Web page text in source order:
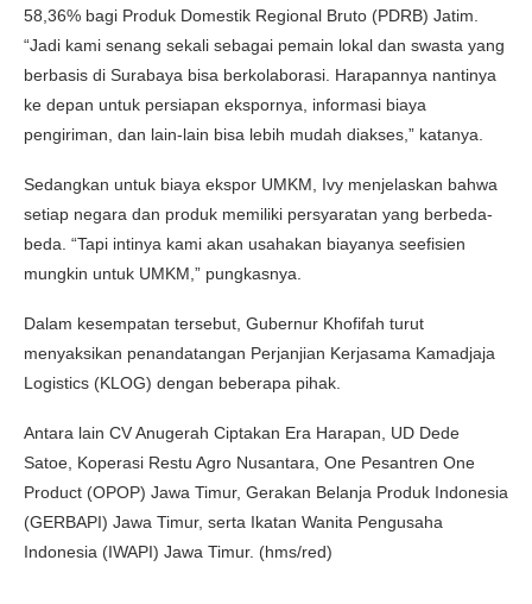
58,36% bagi Produk Domestik Regional Bruto (PDRB) Jatim.
“Jadi kami senang sekali sebagai pemain lokal dan swasta yang
berbasis di Surabaya bisa berkolaborasi. Harapannya nantinya
ke depan untuk persiapan ekspornya, informasi biaya
pengiriman, dan lain-lain bisa lebih mudah diakses,” katanya.
Sedangkan untuk biaya ekspor UMKM, Ivy menjelaskan bahwa
setiap negara dan produk memiliki persyaratan yang berbeda-
beda. “Tapi intinya kami akan usahakan biayanya seefisien
mungkin untuk UMKM,” pungkasnya.
Dalam kesempatan tersebut, Gubernur Khofifah turut
menyaksikan penandatangan Perjanjian Kerjasama Kamadjaja
Logistics (KLOG) dengan beberapa pihak.
Antara lain CV Anugerah Ciptakan Era Harapan, UD Dede
Satoe, Koperasi Restu Agro Nusantara, One Pesantren One
Product (OPOP) Jawa Timur, Gerakan Belanja Produk Indonesia
(GERBAPI) Jawa Timur, serta Ikatan Wanita Pengusaha
Indonesia (IWAPI) Jawa Timur. (hms/red)